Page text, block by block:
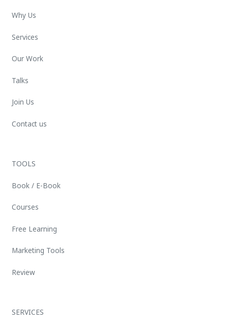
Why Us
Services
Our Work
Talks
Join Us
Contact us
TOOLS
Book / E-Book
Courses
Free Learning
Marketing Tools
Review
SERVICES